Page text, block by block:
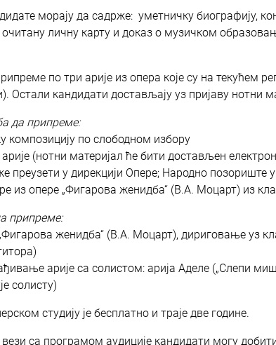
морају да садрже: уметничку биографију,
очитану личну карту и доказ о музичком
по три арије из опера које су на текућем
Остали кандидати достављају уз пријаву нотни
да припреме:
композицију по слободном избору
(нотни материјал ће бити достављен
преузети у дирекцији Опере; Народно позориште
из опере „Фигарова женидба“ (В.А. Моцарт) из
припреме:
женидба“ (В.А. Моцарт), дириговање уз
арије са солистом: арија Аделе („Слепи
солисту)
студију је бесплатно и траје две године.
са програмом аудиције кандидати могу